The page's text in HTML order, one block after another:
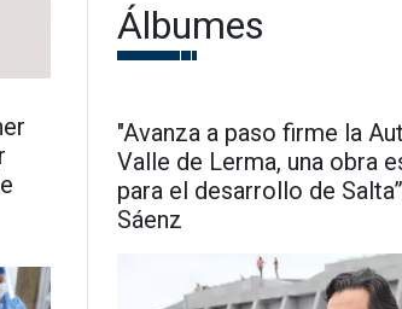
Álbumes
"Avanza a paso firme la
Valle de Lerma, una obra
para el desarrollo de
Sáenz